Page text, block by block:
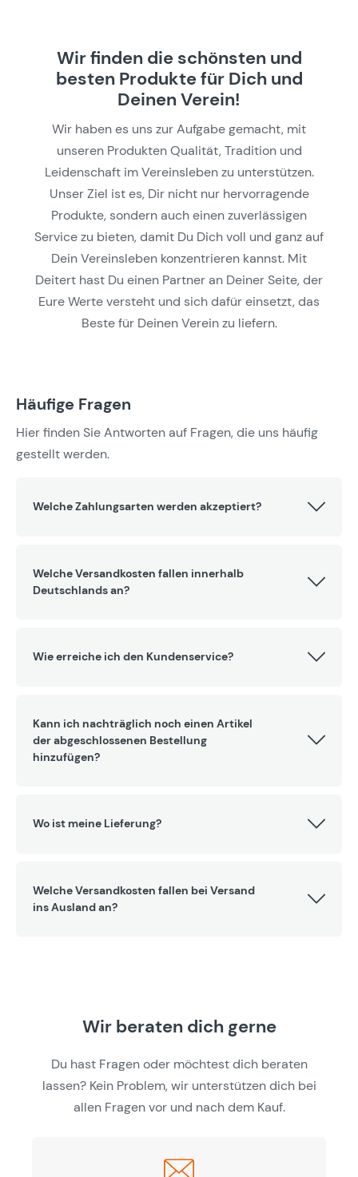
Wir finden die schönsten und
besten Produkte für Dich und
Deinen Verein!
Wir haben es uns zur Aufgabe gemacht, mit
unseren Produkten Qualität, Tradition und
Leidenschaft im Vereinsleben zu unterstützen.
Unser Ziel ist es, Dir nicht nur hervorragende
Produkte, sondern auch einen zuverlässigen
Service zu bieten, damit Du Dich voll und ganz auf
Dein Vereinsleben konzentrieren kannst. Mit
Deitert hast Du einen Partner an Deiner Seite, der
Eure Werte versteht und sich dafür einsetzt, das
Beste für Deinen Verein zu liefern.
Häufige Fragen
Hier finden Sie Antworten auf Fragen, die uns häufig
gestellt werden.
Welche Zahlungsarten werden akzeptiert?
Welche Versandkosten fallen innerhalb
Deutschlands an?
Wie erreiche ich den Kundenservice?
Kann ich nachträglich noch einen Artikel
der abgeschlossenen Bestellung
hinzufügen?
Wo ist meine Lieferung?
Welche Versandkosten fallen bei Versand
ins Ausland an?
Wir beraten dich gerne
Du hast Fragen oder möchtest dich beraten
lassen? Kein Problem, wir unterstützen dich bei
allen Fragen vor und nach dem Kauf.